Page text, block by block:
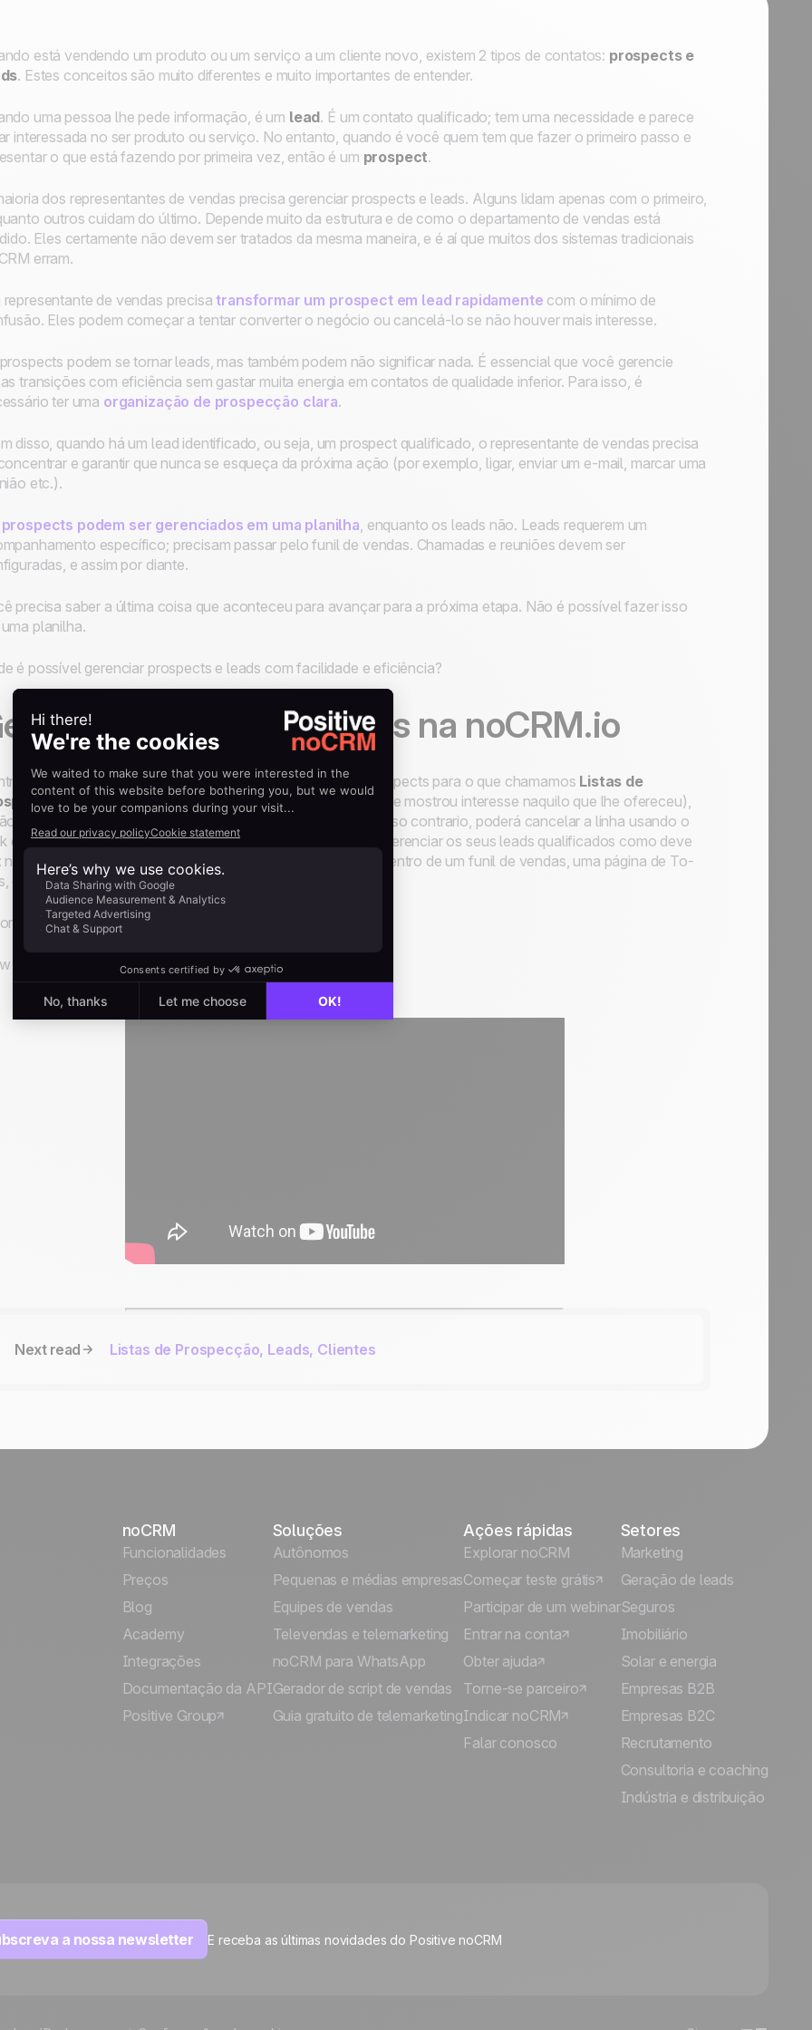
está vendendo um produto ou um serviço a um cliente novo, existem 2 tipos de contatos: prospects e
. Estes conceitos são muito diferentes e muito importantes de entender.
uma pessoa lhe pede informação, é um lead. É um contato qualificado; tem uma necessidade e parece
interessada no ser produto ou serviço. No entanto, quando é você quem tem que fazer o primeiro passo e
o que está fazendo por primeira vez, então é um prospect.
dos representantes de vendas precisa gerenciar prospects e leads. Alguns lidam apenas com o primeiro,
outros cuidam do último. Depende muito da estrutura e de como o departamento de vendas está
Eles certamente não devem ser tratados da mesma maneira, e é aí que muitos dos sistemas tradicionais
erram.
representante de vendas precisatransformar um prospect em lead rapidamente com o mínimo de
Eles podem começar a tentar converter o negócio ou cancelá-lo se não houver mais interesse.
podem se tornar leads, mas também podem não significar nada. É essencial que você gerencie
transições com eficiência sem gastar muita energia em contatos de qualidade inferior. Para isso, é
ter uma organização de prospecção clara.
disso, quando há um lead identificado, ou seja, um prospect qualificado, o representante de vendas precisa
e garantir que nunca se esqueça da próxima ação (por exemplo, ligar, enviar um e-mail, marcar uma
etc.).
prospects podem ser gerenciados em uma planilha, enquanto os leads não. Leads requerem um
específico; precisam passar pelo funil de vendas. Chamadas e reuniões devem ser
e assim por diante.
precisa saber a última coisa que aconteceu para avançar para a próxima etapa. Não é possível fazer isso
planilha.
é possível gerenciar prospects e leads com facilidade e eficiência?
prospects e leads na noCRM.io
danoCRMbasta importar uma planilha com os seus prospects para o que chamamos Listas de
. Quando um contato se transforma em lead (porque mostrou interesse naquilo que lhe ofereceu),
poderá criar um lead no sistema clicando no botão (+). Caso contrario, poderá cancelar a linha usando o
direito do mouse e depois esquecer esse contato. Poderá gerenciar os seus leads qualificados como deve
notificações que são sincronizadas com o seu calendário, dentro de um funil de vendas, uma página de To-
etc...
also: Create leads from Prospecting Files
Next read Listas de Prospecção, Leads, Clientes
noCRM
Funcionalidades
Preços
Blog
Academy
Integrações
Documentação da API
Positive Group
Soluções
Autônomos
Pequenas e médias empresas
Equipes de vendas
Televendas e telemarketing
noCRM para WhatsApp
Gerador de script de vendas
Guia gratuito de telemarketing
Ações rápidas
Explorar noCRM
Começar teste grátis
Participar de um webinar
Entrar na conta
Obter ajuda
Torne-se parceiro
Indicar noCRM
Falar conosco
Setores
Marketing
Geração de leads
Seguros
Imobiliário
Solar e energia
Empresas B2B
Empresas B2C
Recrutamento
Consultoria e coaching
Indústria e distribuição
a nossa newsletter E receba as últimas novidades do Positive noCRM